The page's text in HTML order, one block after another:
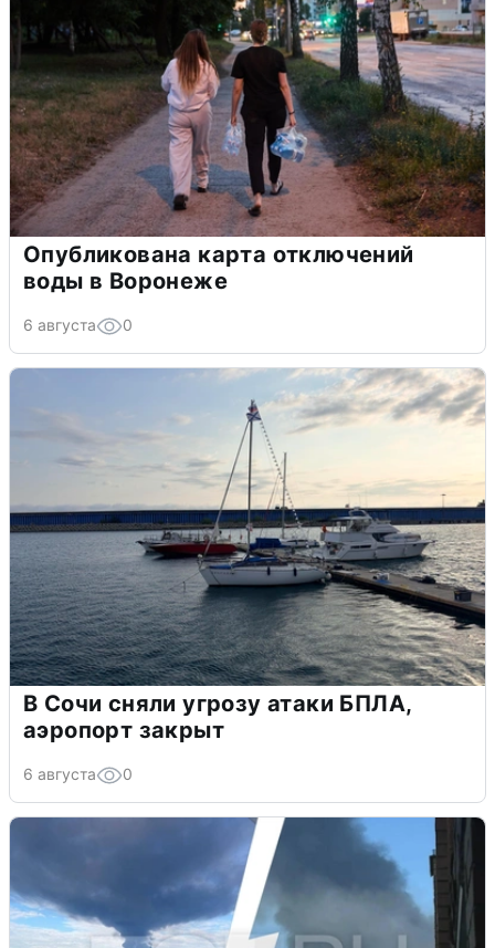
Опубликована карта отключений
воды в Воронеже
6 августа 0
В Сочи сняли угрозу атаки БПЛА,
аэропорт закрыт
6 августа 0